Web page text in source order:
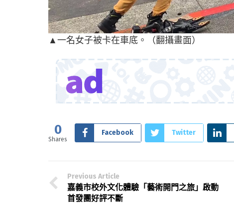
▲一名女子被卡在車底。（翻攝畫面）
0
Shares
Facebook Twitter
Previous Article
嘉義市校外文化體驗「藝術開門之旅」啟動
首發團好評不斷